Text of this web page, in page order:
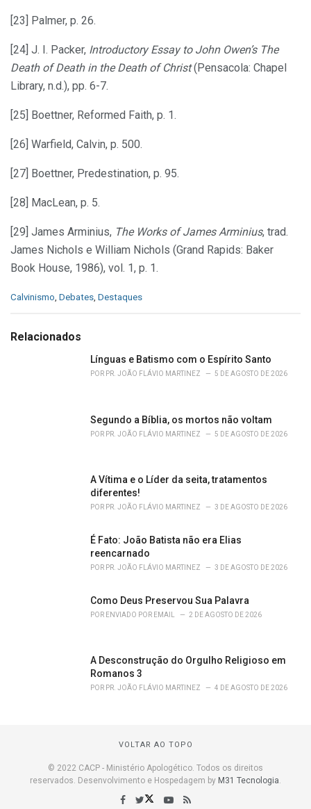
[23] Palmer, p. 26.
[24] J. I. Packer, Introductory Essay to John Owen’s The
Death of Death in the Death of Christ(Pensacola: Chapel
Library, n.d.), pp. 6-7.
[25] Boettner, Reformed Faith, p. 1.
[26] Warfield, Calvin, p. 500.
[27] Boettner, Predestination, p. 95.
[28] MacLean, p. 5.
[29] James Arminius, The Works of James Arminius, trad.
James Nichols e William Nichols (Grand Rapids: Baker
Book House, 1986), vol. 1, p. 1.
C
e
Calvinismo Debates Destaques
Relacionados
Línguas e Batismo com o Espírito Santo
POR PR. JOÃO FLÁVIO MARTINEZ 5 DE AGOSTO DE 2026
Segundo a Bíblia, os mortos não voltam
POR PR. JOÃO FLÁVIO MARTINEZ 5 DE AGOSTO DE 2026
A Vítima e o Líder da seita, tratamentos
diferentes!
POR PR. JOÃO FLÁVIO MARTINEZ 3 DE AGOSTO DE 2026
É Fato: João Batista não era Elias
reencarnado
POR PR. JOÃO FLÁVIO MARTINEZ 3 DE AGOSTO DE 2026
Como Deus Preservou Sua Palavra
POR ENVIADO POR EMAIL 2 DE AGOSTO DE 2026
A Desconstrução do Orgulho Religioso em
Romanos 3
POR PR. JOÃO FLÁVIO MARTINEZ 4 DE AGOSTO DE 2026
VOLTAR AO TOPO
© 2022 CACP - Ministério Apologético. Todos os direitos
reservados. Desenvolvimento e Hospedagem by M31 Tecnologia.